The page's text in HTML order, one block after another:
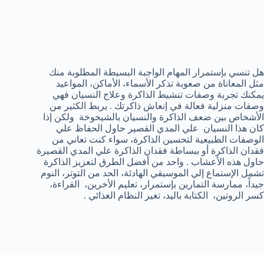
هل تنسي بإستمرار المهام الواجبة البسيطة المطلوبة منك
مثل المعاناة من صعوبة تذكر الأسماء، الأماكن، المواعيد
يمكنك تجربة وصفات تنشيط الذاكرة وعلاج النسيان فهي
وصفات منزلية فعالة في إنعاش ذاكرتك . يربط الكثير من
الأشخاص بين ضعف الذاكرة والنسيان بالشيخوخة ولكن إذا
كان هذا النسيان علي المدي القصير حاول الحفاظ علي
الوصفات الطبيعية لتحسين الذاكرة، سواء كنت تعاني من
فقدان الذاكرة أو ببساطة فقدان الذاكرة علي المدي القصيرة
حاول هذه الأعشاب . واحد من أفضل الطرق لتعزيز الذاكرة
تشمل الإستماع إلي الموسيقي الهادئة، الحد من التوتر، النوم
جيداً، ممارسة التمارين بإستمرار، تعليم الأخرين، القراءة،
كسر الروتين، الكتابة باليد، تغير النظام الغذائي .